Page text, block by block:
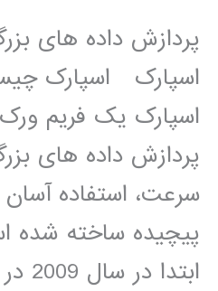
پردازش داده های
اسپارک اسپارک
اسپارک یک فریم
پردازش داده های
سرعت، استفاده
پیچیده ساخته شده